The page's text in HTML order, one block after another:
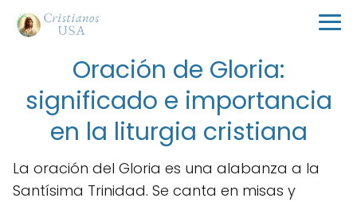
Oración de Gloria:
significado e importancia
en la liturgia cristiana
La oración del Gloria es una alabanza a la
Santísima Trinidad. Se canta en misas y